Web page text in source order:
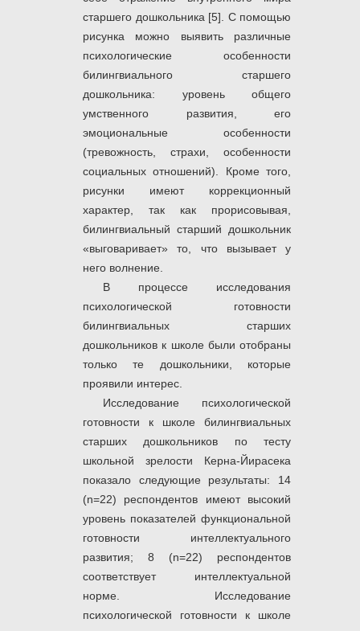
старшего дошкольника [5]. С помощью
рисунка можно выявить различные
психологические особенности
билингвиального старшего
дошкольника: уровень общего
умственного развития, его
эмоциональные особенности
(тревожность, страхи, особенности
социальных отношений). Кроме того,
рисунки имеют коррекционный
характер, так как прорисовывая,
билингвиальный старший дошкольник
«выговаривает» то, что вызывает у
него волнение.
В процессе исследования
психологической готовности
билингвиальных старших
дошкольников к школе были отобраны
только те дошкольники, которые
проявили интерес.
Исследование психологической
готовности к школе билингвиальных
старших дошкольников по тесту
школьной зрелости Керна-Йирасека
показало следующие результаты: 14
(n=22) респондентов имеют высокий
уровень показателей функциональной
готовности интеллектуального
развития; 8 (n=22) респондентов
соответствует интеллектуальной
норме. Исследование
психологической готовности к школе